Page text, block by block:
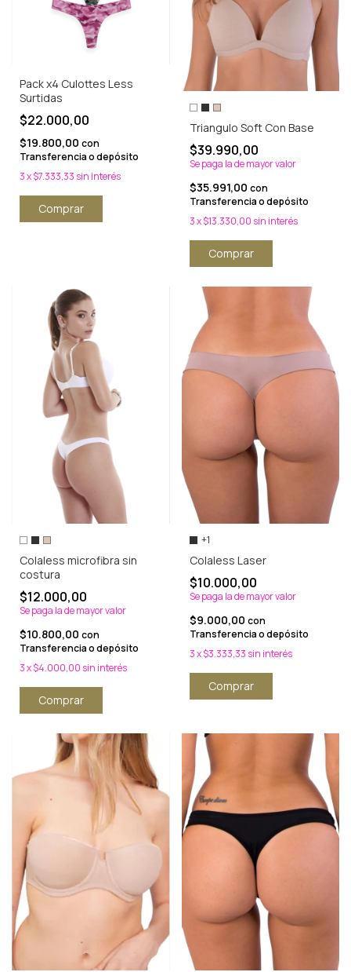
Pack x4 Culottes Less
Surtidas
$22.000,00
$19.800,00 con
Transferencia o depósito
3x$7.333,33 sin interés
Comprar
Triangulo Soft Con Base
$39.990,00
Se paga la de mayor valor
$35.991,00 con
Transferencia o depósito
3x$13.330,00 sin interés
Comprar
Colaless microfibra sin
costura
$12.000,00
Se paga la de mayor valor
$10.800,00 con
Transferencia o depósito
3x$4.000,00 sin interés
Comprar
+1
Colaless Laser
$10.000,00
Se paga la de mayor valor
$9.000,00 con
Transferencia o depósito
3x$3.333,33 sin interés
Comprar